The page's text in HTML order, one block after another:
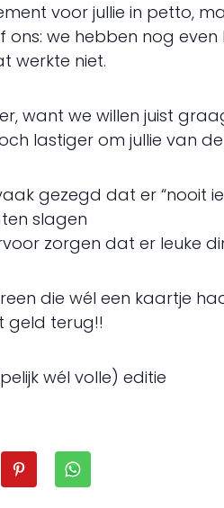
voor jullie in petto,
ons: we hebben nog
werkte niet.
want we willen juist
lastiger om jullie van
gezegd dat er “nooit
slagen
zorgen dat er leuke
die wél een kaartje
geld terug!!
wél volle) editie